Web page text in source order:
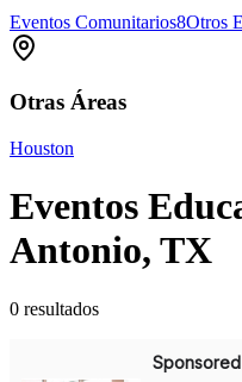
Eventos Comunitarios8Otros
Otras Áreas
Houston
Eventos
Antonio, TX
0 resultados